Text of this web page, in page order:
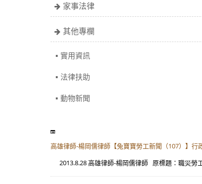
家事法律
其他專欄
實用資訊
法律扶助
動物新聞
高雄律師-楊岡儒律師【兔寶寶勞工新聞（107）】
2013.8.28 高雄律師-楊岡儒律師 原標題：職災勞